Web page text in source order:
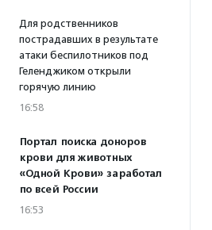
Для родственников
пострадавших в результате
атаки беспилотников под
Геленджиком открыли
горячую линию
16:58
Портал поиска доноров
крови для животных
«Одной Крови» заработал
по всей России
16:53